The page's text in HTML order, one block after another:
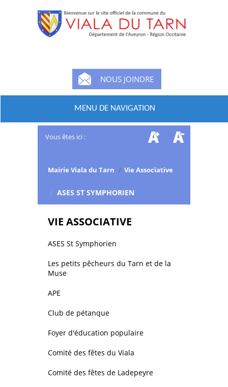
NOUS JOINDRE
MENU DE NAVIGATION
Vous êtes ici :
Mairie Viala du Tarn / Vie Associative
/ ASES ST SYMPHORIEN
VIE ASSOCIATIVE
ASES St Symphorien
Les petits pêcheurs du Tarn et de la
Muse
APE
Club de pétanque
Foyer d'éducation populaire
Comité des fêtes du Viala
Comité des fêtes de Ladepeyre